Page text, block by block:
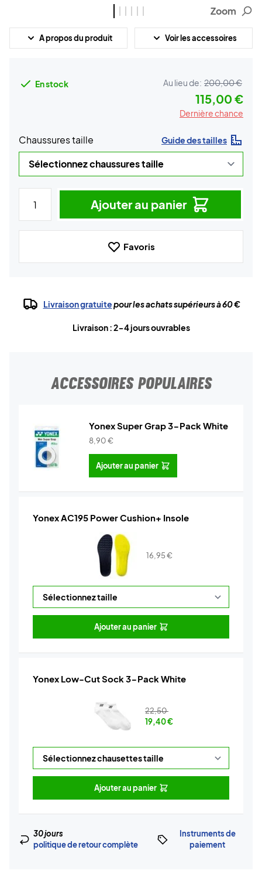
Zoom
A propos du produit Voir les accessoires
En stock Au lieu de: 200,00 €
115,00 €
Dernière chance
Chaussures taille Guide des tailles
Ajouter au panier
Favoris
Livraison gratuitepour les achats supérieurs à 60 €
Livraison : 2-4 jours ouvrables
ACCESSOIRES POPULAIRES
Yonex Super Grap 3-Pack White
8,90€
Ajouter au panier
Yonex AC195 Power Cushion+ Insole
16,95€
Ajouter au panier
Yonex Low-Cut Sock 3-Pack White
22,50
19,40€
Ajouter au panier
30 jours
politique de retour complète
Instruments de
paiement